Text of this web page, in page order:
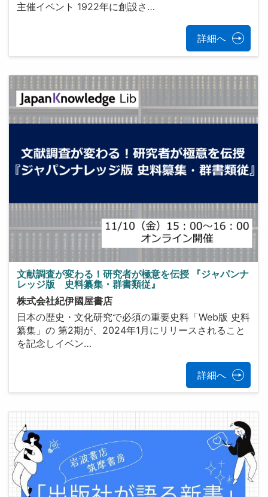
主催イベント 1922年に創設さ…
詳細へ
文献調査が変わる！研究者が極意を伝授 『ジャパンナ
レッジ版 史料纂集・群書類従』
株式会社紀伊國屋書店
日本の歴史・文化研究で必須の重要史料「Web版 史料
纂集」の 第2期が、2024年1月にリリースされること
を記念しイベン…
詳細へ